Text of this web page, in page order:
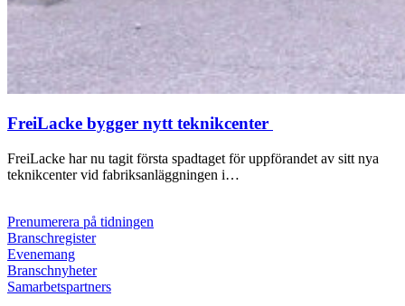
FreiLacke bygger nytt teknikcenter
FreiLacke har nu tagit första spadtaget för uppförandet av sitt nya
teknikcenter vid fabriksanläggningen i…
Prenumerera på tidningen
Branschregister
Evenemang
Branschnyheter
Samarbetspartners